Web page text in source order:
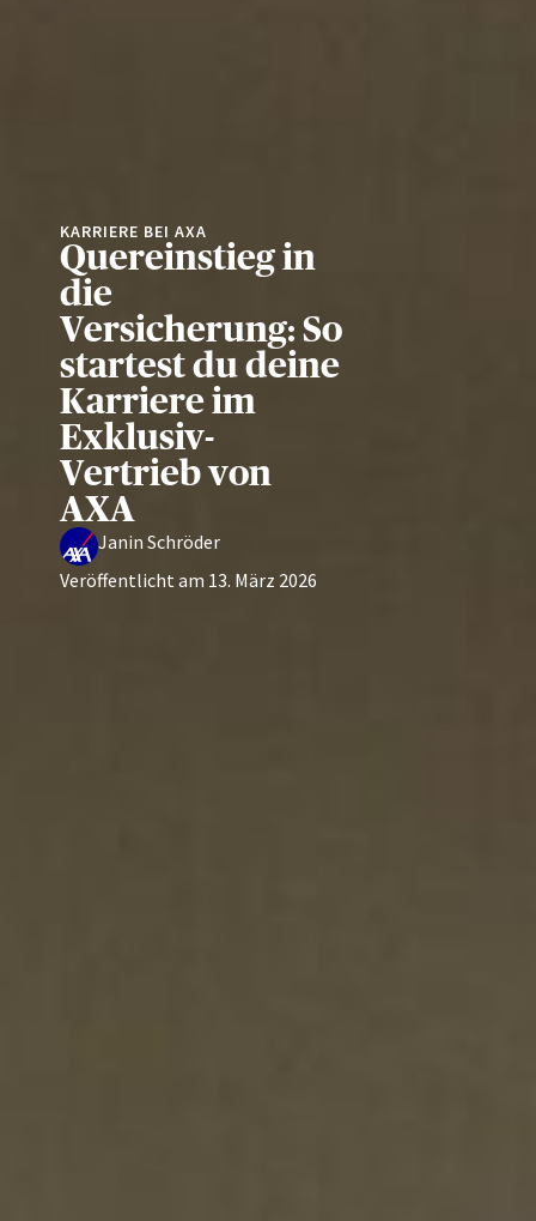
KARRIERE BEI AXA
Quereinstieg in
die
Versicherung: So
startest du deine
Karriere im
Exklusiv-
Vertrieb von
AXA
Janin Schröder
Veröffentlicht am 13. März 2026